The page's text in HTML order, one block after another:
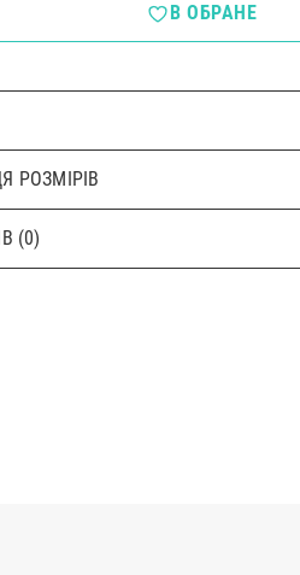
В ОБРАНЕ
РОЗМІРІВ
(0)